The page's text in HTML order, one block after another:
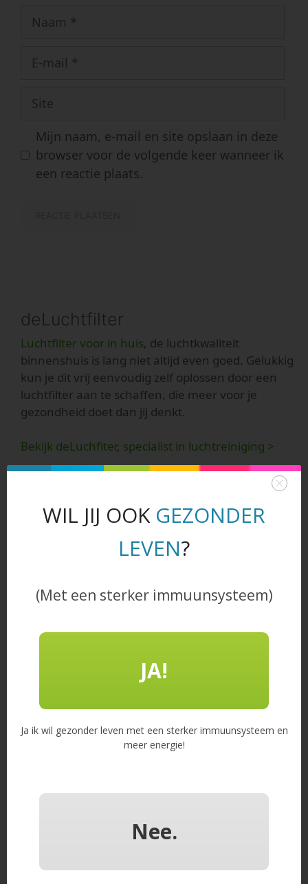
mail
Site
Mijn naam, e-mail en site opslaan in deze
browser voor de volgende keer wanneer ik
een reactie plaats.
deLuchtfilter
Luchtfilter voor in huis, de luchtkwaliteit
binnenshuis is lang niet altijd even goed. Gelukkig
kun je dit vrij eenvoudig zelf oplossen door een
luchtfilter aan te schaffen, die meer voor je
gezondheid doet dan jij denkt.
Bekijk deLuchfiter, specialist in luchtreiniging >
Heerlijk gezuiverd drinkwater voor thuis
het belangrijk dat je water van optimale kwaliteit is
Zoek
WIL JIJ OOK GEZONDER
LEVEN?
(Met een sterker immuunsysteem)
JA!
Ja ik wil gezonder leven met een sterker immuunsysteem en
meer energie!
Nee.